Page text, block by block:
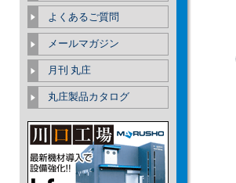
よくあるご質問
メールマガジン
月刊 丸庄
丸庄製品カタログ